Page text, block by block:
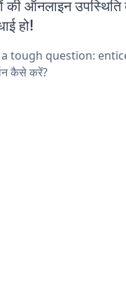
ऑनलाइन उपस्थिति
हो!
a tough question:
कैसे करें?